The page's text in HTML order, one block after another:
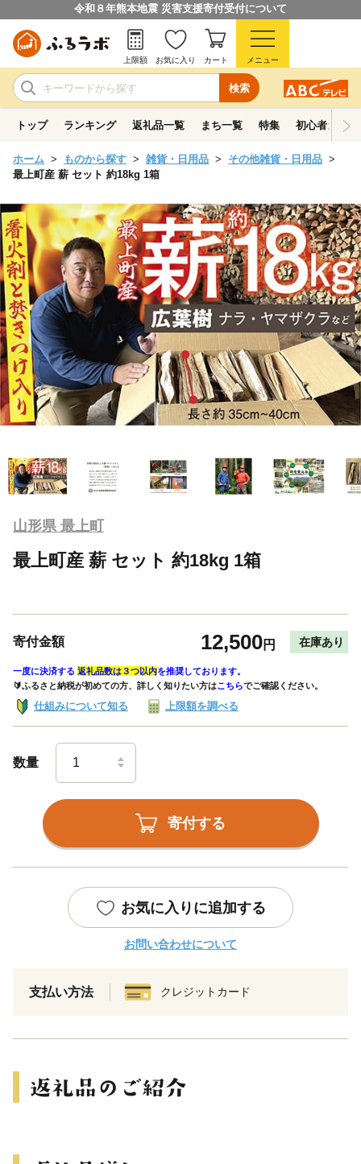
令和８年熊本地震 災害支援寄付受付について
検索
上限額 お気に入り カート メニュー
トップ ランキング 返礼品一覧 まち一覧 特集 初心者ガイド
ホーム ものから探す 雑貨・日用品
その他雑貨・日用品
最上町産 薪 セット 約18kg 1箱
山形県 最上町
最上町産 薪 セット 約18kg 1箱
寄付金額 12,500円 在庫あり
一度に決済する 返礼品数は３つ以内を推奨しております。
🔰ふるさと納税が初めての方、詳しく知りたい方はこちらでご確認ください。
仕組みについて知る 上限額を調べる
数量
寄付する
お気に入りに追加する
お問い合わせについて
支払い方法 クレジットカード